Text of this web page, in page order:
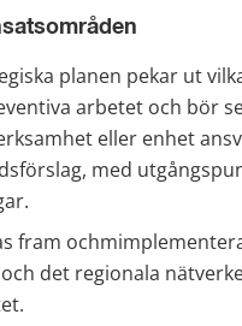
planen pekar ut
arbetet och bör
eller enhet
med
fram
det regionala